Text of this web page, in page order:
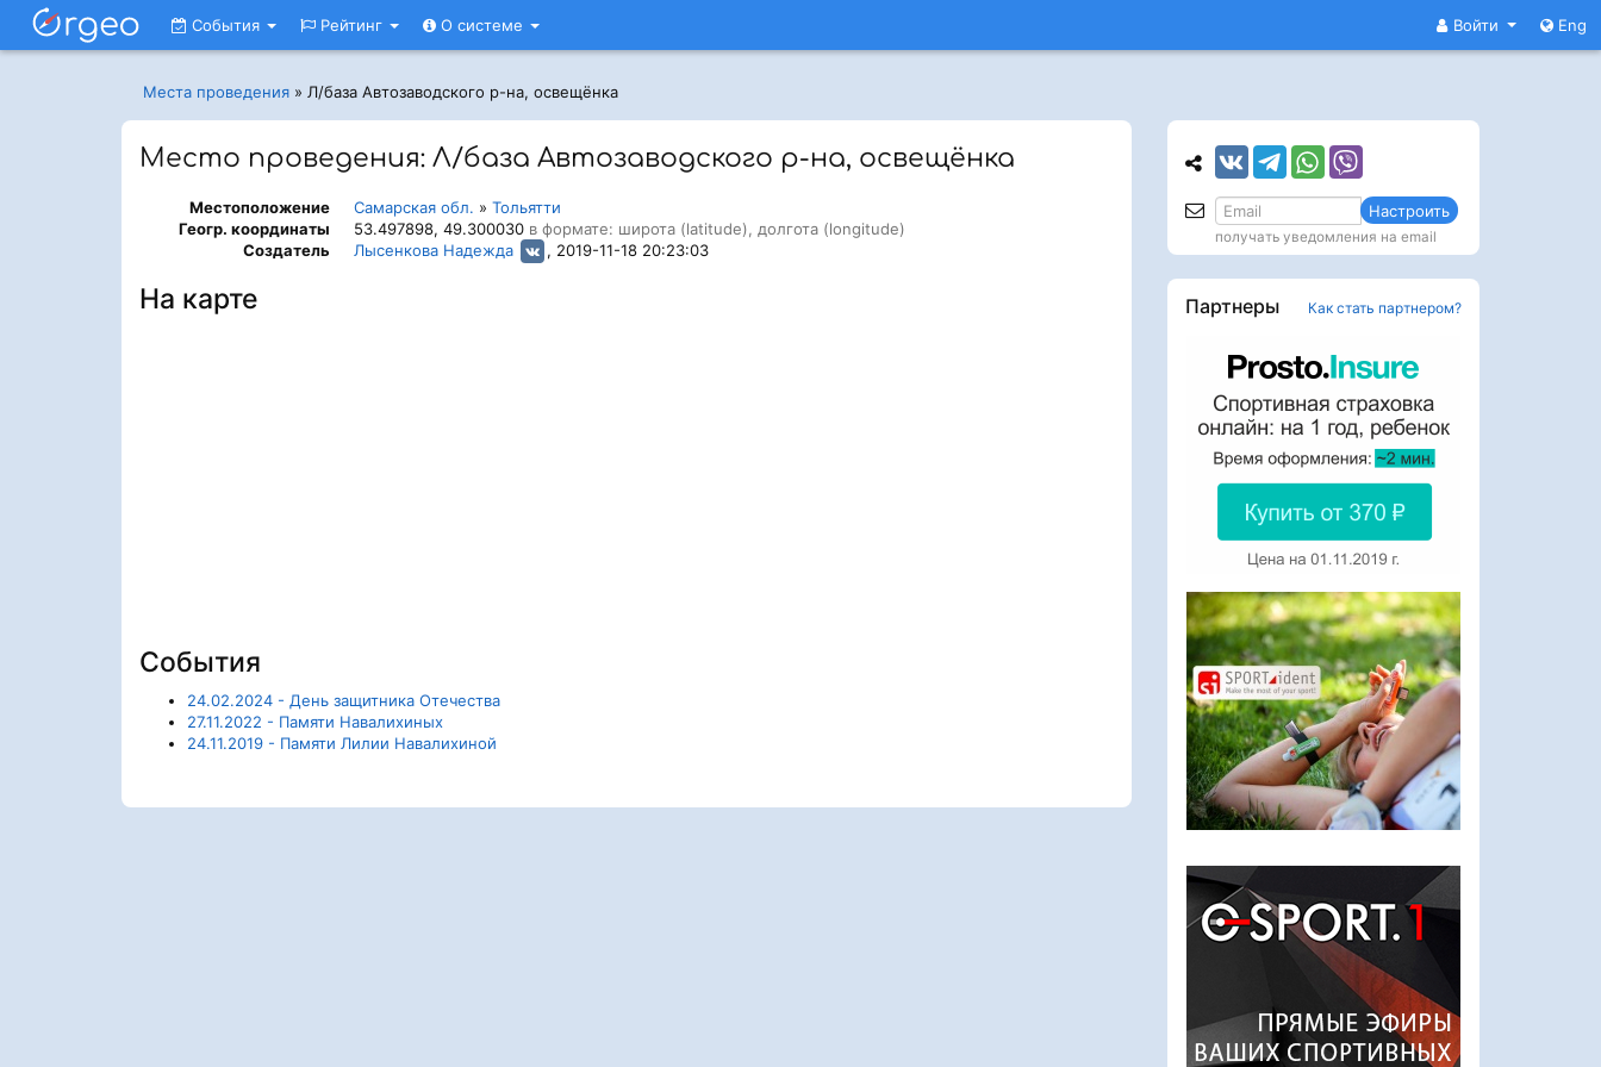
Войти Eng
События Рейтинг О системе
Места проведения » Л/база Автозаводского р-на, освещёнка
Место проведения: Л/база Автозаводского р-на, освещёнка
Местоположение Самарская обл. » Тольятти
Геогр. координаты
53.497898, 49.300030 в формате: широта (latitude), долгота (longitude)
Создатель
Лысенкова Надежда , 2019-11-18 20:23:03
На карте
События
24.02.2024 - День защитника Отечества
27.11.2022 - Памяти Навалихиных
24.11.2019 - Памяти Лилии Навалихиной
Настроить
получать уведомления на email
Партнеры Как стать партнером?